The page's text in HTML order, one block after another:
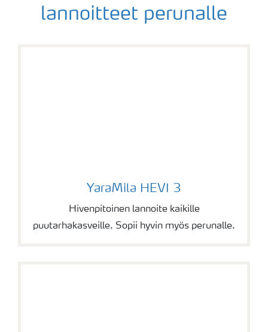
lannoitteet perunalle
YaraMila HEVI 3
Hivenpitoinen lannoite kaikille
puutarhakasveille. Sopii hyvin myös perunalle.